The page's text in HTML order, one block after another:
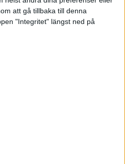
att gå tillbaka till denna
"Integritet" längst ned på
enligt
och fakturerar min